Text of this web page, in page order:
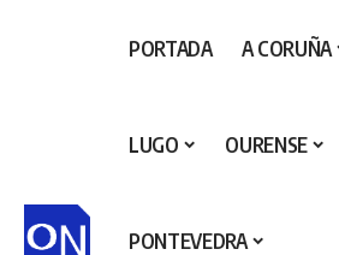
PORTADA A CORUÑA
LUGO OURENSE
PONTEVEDRA